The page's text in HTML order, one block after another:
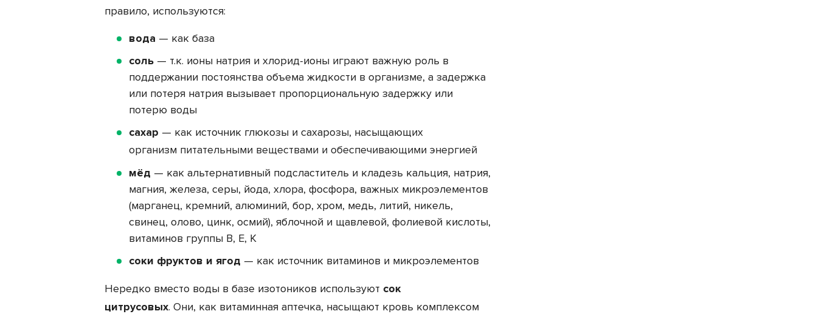
правило, используются:
вода — как база
соль — т.к. ионы натрия и хлорид-ионы играют важную роль в
поддержании постоянства объема жидкости в организме, а задержка
или потеря натрия вызывает пропорциональную задержку или
потерю воды
сахар — как источник глюкозы и сахарозы, насыщающих
организм питательными веществами и обеспечивающими энергией
мёд — как альтернативный подсластитель и кладезь кальция, натрия,
магния, железа, серы, йода, хлора, фосфора, важных микроэлементов
(марганец, кремний, алюминий, бор, хром, медь, литий, никель,
свинец, олово, цинк, осмий), яблочной и щавлевой, фолиевой кислоты,
витаминов группы В, Е, К
соки фруктов и ягод — как источник витаминов и микроэлементов
Нередко вместо воды в базе изотоников используют сок
цитрусовых. Они, как витаминная аптечка, насыщают кровь комплексом